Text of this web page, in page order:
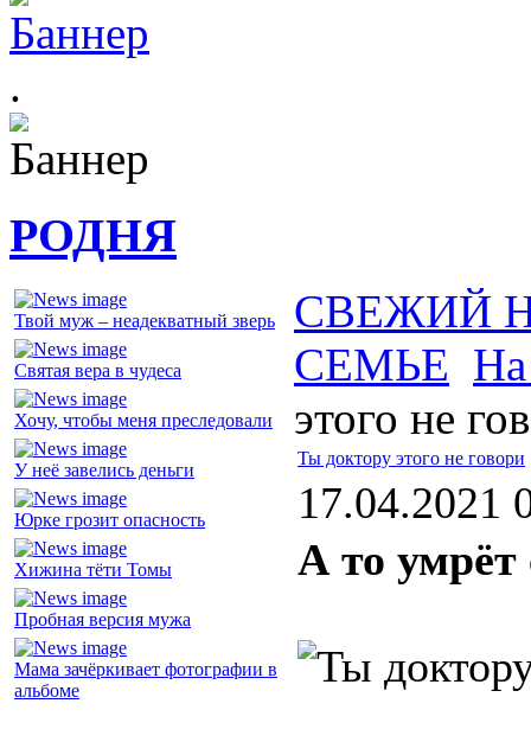
.
РОДНЯ
Твой муж – неадекватный зверь
Святая вера в чудеса
Хочу, чтобы меня преследовали
У неё завелись деньги
Юрке грозит опасность
Хижина тёти Томы
Пробная версия мужа
Мама зачёркивает фотографии в
альбоме
СВЕЖИЙ
СЕМЬЕ На
этого не
Ты доктору этого не говори
17.04.2021
А то умрёт